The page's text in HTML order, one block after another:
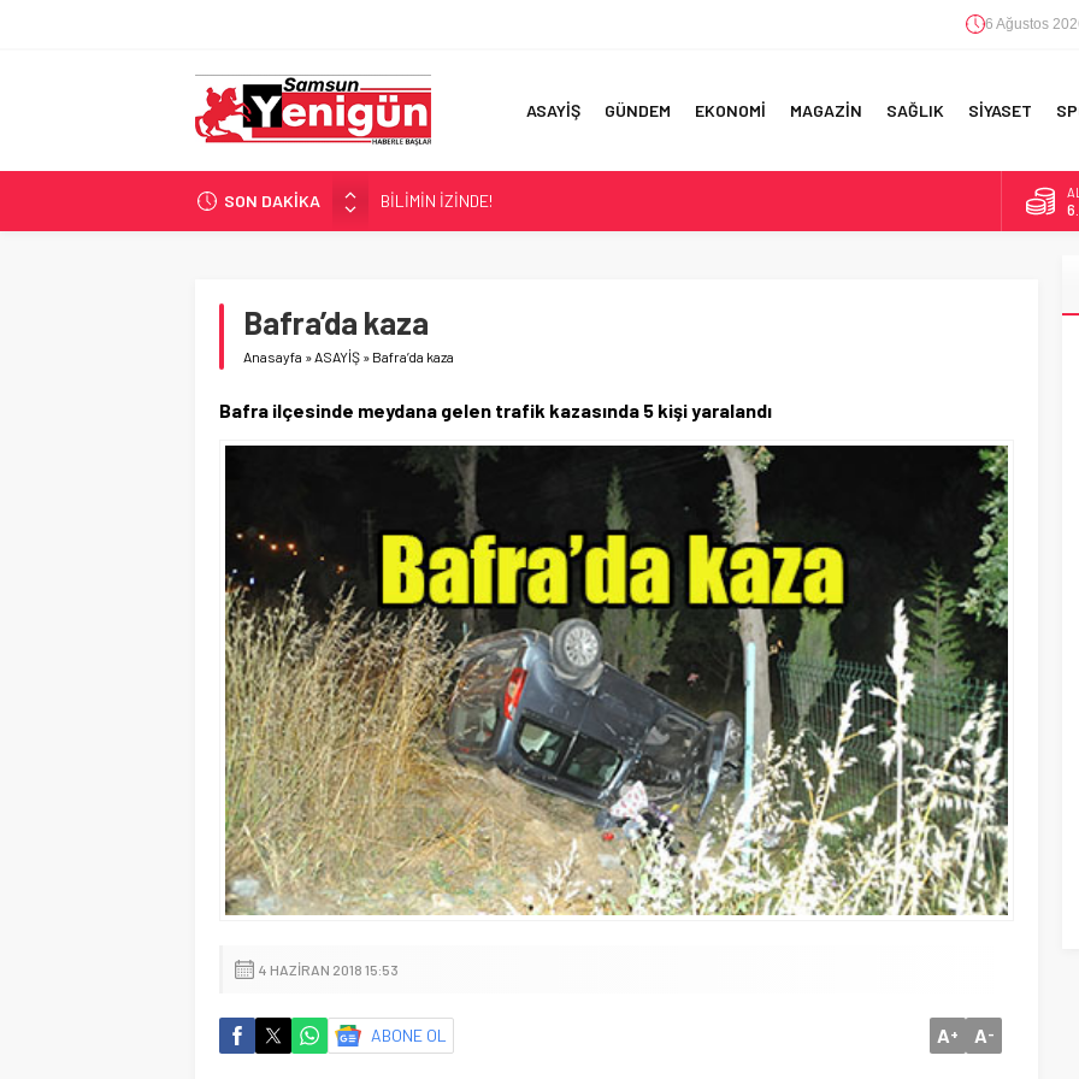
6 Ağustos
ASAYİŞ GÜNDEM EKONOMİ MAGAZİN SAĞLIK SİYASET
SON DAKİKA
BİLİMİN İZİNDE!
TIR’A ‘ZEHİR’ BASKINI!
Bafra’da kaza
Anasayfa »ASAYİŞ » Bafra’da kaza
Bafra ilçesinde meydana gelen trafik kazasında 5 kişi yaralandı
4 HAZIRAN 2018 15:53
ABONE OL A+ A-